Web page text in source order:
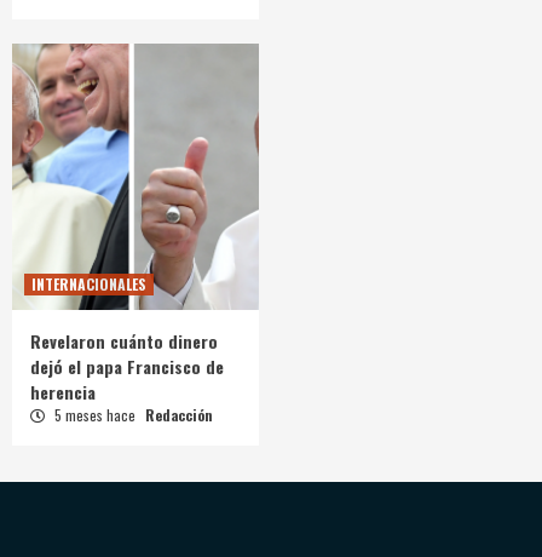
INTERNACIONALES
Revelaron cuánto dinero
dejó el papa Francisco de
herencia
5 meses hace Redacción